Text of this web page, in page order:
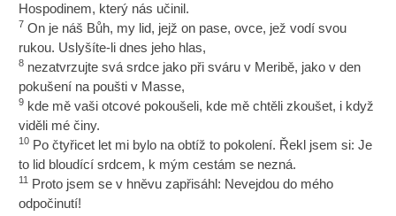
Hospodinem, který nás učinil.
7 On je náš Bůh, my lid, jejž on pase, ovce, jež vodí svou
rukou. Uslyšíte-li dnes jeho hlas,
8 nezatvrzujte svá srdce jako při sváru v Meribě, jako v den
pokušení na poušti v Masse,
9 kde mě vaši otcové pokoušeli, kde mě chtěli zkoušet, i když
viděli mé činy.
10 Po čtyřicet let mi bylo na obtíž to pokolení. Řekl jsem si: Je
to lid bloudící srdcem, k mým cestám se nezná.
11 Proto jsem se v hněvu zapřisáhl: Nevejdou do mého
odpočinutí!